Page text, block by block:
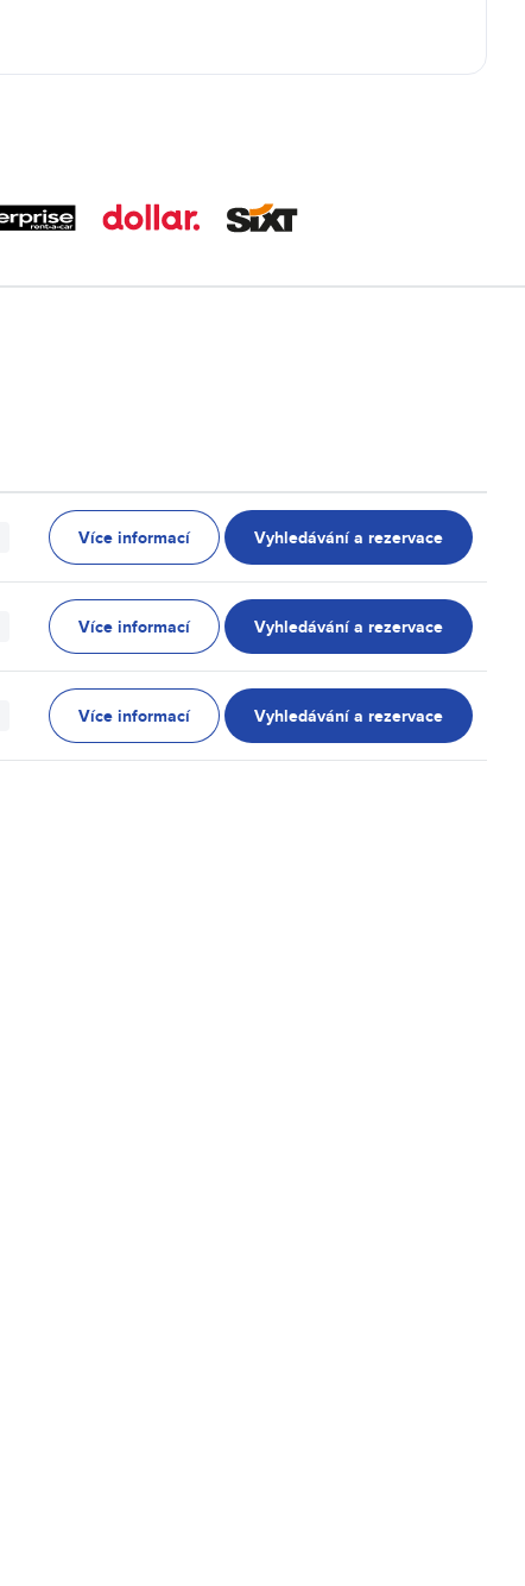
Více informací Vyhledávání a rezervace
Více informací Vyhledávání a rezervace
Více informací Vyhledávání a rezervace